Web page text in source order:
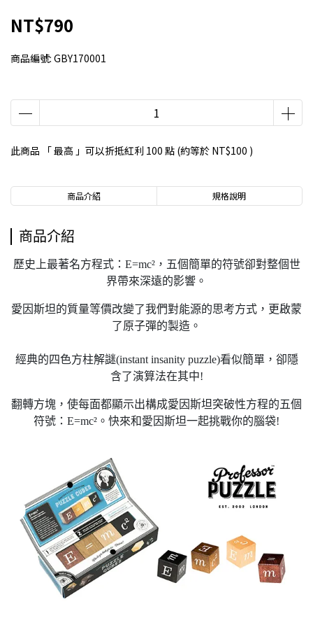
NT$790
商品編號: GBY170001
此商品 「 最高 」可以折抵紅利 100 點 (約等於 NT$100 )
商品介紹 規格說明
商品介紹
歷史上最著名方程式：E=mc²，五個簡單的符號卻對整個世
界帶來深遠的影響。
愛因斯坦的質量等價改變了我們對能源的思考方式，更啟蒙
了原子彈的製造。
經典的四色方柱解謎(instant insanity puzzle)看似簡單，卻隱
含了演算法在其中!
翻轉方塊，使每面都顯示出構成愛因斯坦突破性方程的五個
符號：E=mc²。快來和愛因斯坦一起挑戰你的腦袋!